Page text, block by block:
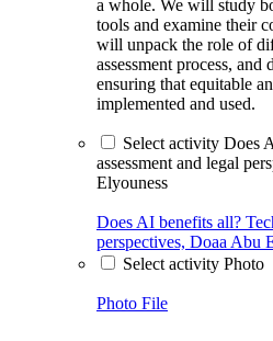
a whole. We will study
tools and examine their
will unpack the role of
assessment process,
ensuring that equitable
implemented and used.
Select activity Does
assessment and legal
Elyouness
Does AI benefits all?
perspectives, Doaa Abu
Select activity Photo
Photo File